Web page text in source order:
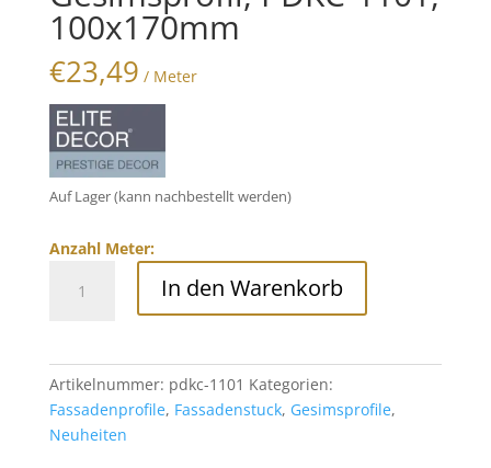
100x170mm
€23,49 / Meter
Auf Lager (kann nachbestellt werden)
Anzahl Meter:
Gesimsprofil,
100x170mm
Menge
In den Warenkorb
Artikelnummer: pdkc-1101 Kategorien:
Fassadenprofile, Fassadenstuck, Gesimsprofile,
Neuheiten